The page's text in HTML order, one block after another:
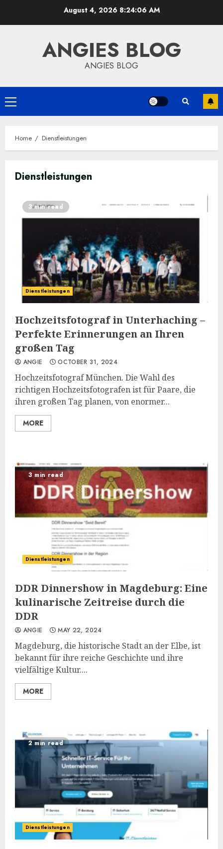
August 4, 2026 8:24:07 AM
ANGIES BLOG
ANGIES BLOG
Primary
Home Dienstleistungen
Dienstleistungen
3 min read
Dienstleistungen
Hochzeitsfotograf in Unterhaching –
Perfekte Erinnerungen an Ihren
großen Tag
ANGIE OCTOBER 31, 2024
Hochzeitsfotograf München. Die Wahl des
richtigen Hochzeitsfotografen ist für Paare, die
ihren großen Tag planen, von enormer...
MORE
3 min read
Dienstleistungen
DDR Dinnershow in Magdeburg: Eine
kulinarische Zeitreise durch die
DDR
ANGIE MAY 22, 2024
Magdeburg, die historische Stadt an der Elbe, ist
bekannt für ihre reiche Geschichte und ihre
vielfältige Kultur....
MORE
2 min read
Dienstleistungen